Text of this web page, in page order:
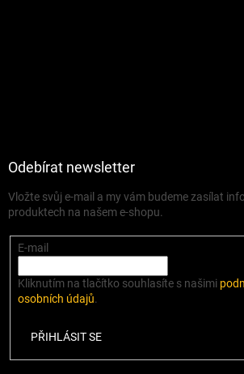
Odebírat newsletter
Vložte svůj e-mail a my vám budeme zasílat
produktech na našem e-shopu.
E-mail
Kliknutím na tlačítko souhlasíte s našimi
osobních údajů.
PŘIHLÁSIT SE